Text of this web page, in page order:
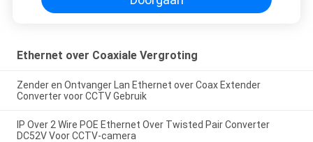
Ethernet over Coaxiale Vergroting
Zender en Ontvanger Lan Ethernet over Coax Extender
Converter voor CCTV Gebruik
IP Over 2 Wire POE Ethernet Over Twisted Pair Converter
DC52V Voor CCTV-camera